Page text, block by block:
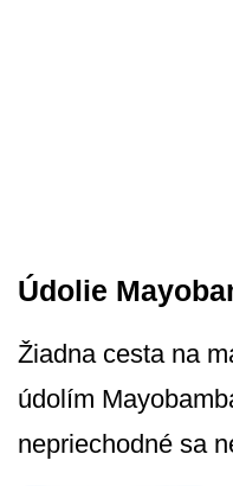
Údolie
Žiadna cesta na
údolím
nepriechodné sa